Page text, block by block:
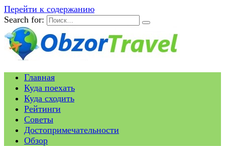
Перейти к содержанию
Search for:
Главная
Куда поехать
Куда сходить
Рейтинги
Советы
Достопримечательности
Обзор